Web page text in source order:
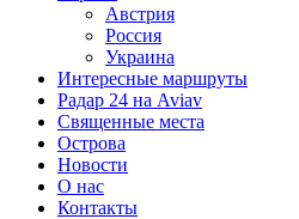
Австрия
Россия
Украина
Интересные маршруты
Радар 24 на Aviav
Священные места
Острова
Новости
О нас
Контакты